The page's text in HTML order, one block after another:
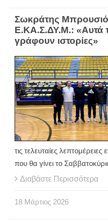
Σωκράτης
Ε.ΚΑ.Σ.ΔΥ.Μ.: «Αυτά
γράφουν ιστορίες»
τις τελευταίες
που θα γίνει το
Διαβάστε Περισσότερα
18 Μάρτιος 2026